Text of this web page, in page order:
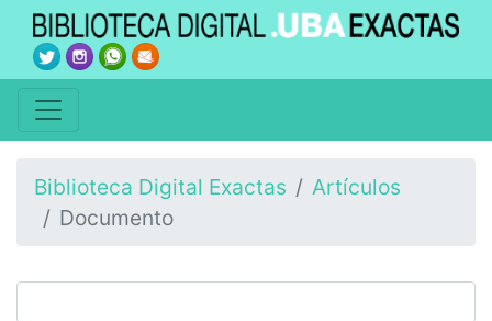
Biblioteca Digital Exactas
Artículos
Documento